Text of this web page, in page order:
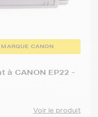
CANON
à CANON EP22 -
Voir le produit